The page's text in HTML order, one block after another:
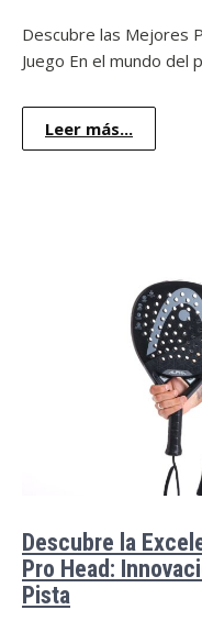
Descubre las Mejores
Juego En el mundo del
Leer más...
Descubre la
Pro Head:
Pista